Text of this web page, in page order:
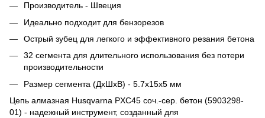
Производитель - Швеция
Идеально подходит для бензорезов
Острый зубец для легкого и эффективного резания бетона
32 сегмента для длительного использования без потери
производительности
Размер сегмента (ДхШхВ) - 5.7х15х5 мм
Цепь алмазная Husqvarna PXC45 соч.-сер. бетон (5903298-
01) - надежный инструмент, созданный для